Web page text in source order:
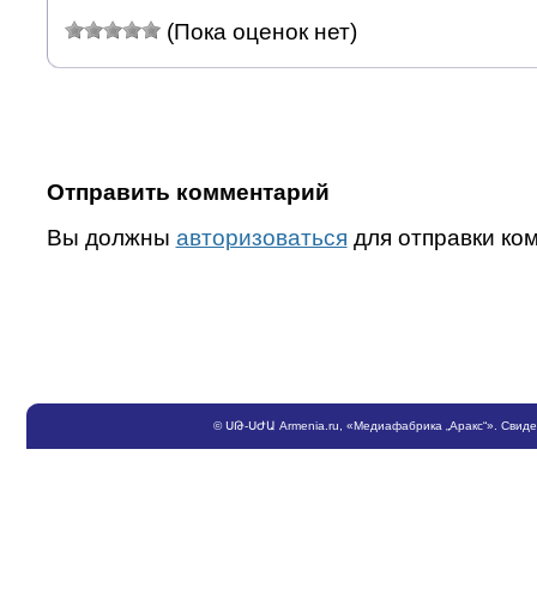
(Пока оценок нет)
Отправить комментарий
Вы должны авторизоваться для отправки
©ՍԹ-ՍԺԱ Armenia.ru , «Медиафабрика „Аракс“».